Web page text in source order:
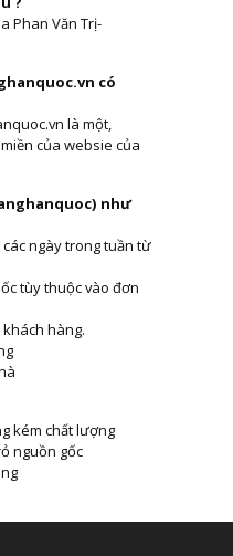
Phan Văn Trị-
có
là một,
của websie của
như
các ngày trong tuần từ
tùy thuộc vào đơn
hàng.
kém chất lượng
nguồn gốc